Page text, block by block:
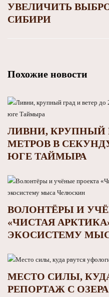
УВЕЛИЧИТЬ
СИБИРИ
Похожие новости
ЛИВНИ, КРУПНЫЙ
МЕТРОВ В
ЮГЕ ТАЙМЫРА
ВОЛОНТЁРЫ И
«ЧИСТАЯ
ЭКОСИСТЕМУ
МЕСТО СИЛЫ,
РЕПОРТАЖ С